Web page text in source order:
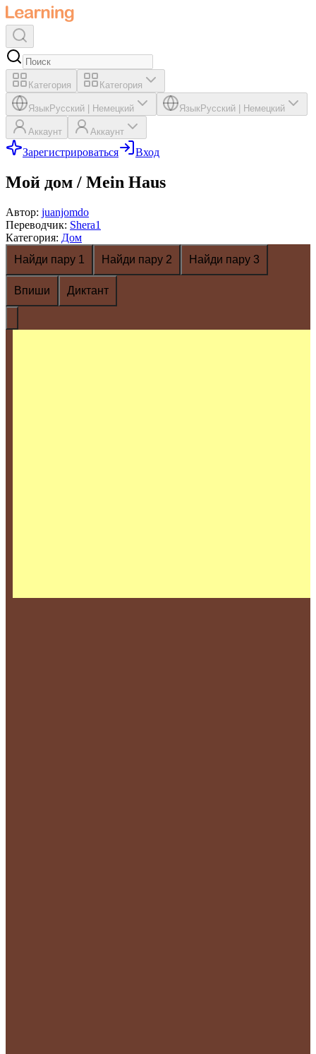
Категория Категория
ЯзыкРусский Немецкий ЯзыкРусский Немецкий
Аккаунт Аккаунт
Зарегистрироваться Вход
Мой дом / Mein Haus
Автор: juanjomdo
Переводчик: Shera1
Категория: Дом
Найди пару 1
Найди пару 2 Найди пару 3
Впиши Диктант